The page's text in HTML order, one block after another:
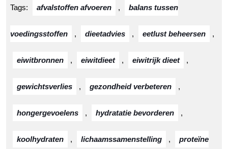
Tags: afvalstoffen afvoeren , balans tussen
voedingsstoffen , dieetadvies , eetlust beheersen ,
eiwitbronnen , eiwitdieet , eiwitrijk dieet ,
gewichtsverlies , gezondheid verbeteren ,
hongergevoelens , hydratatie bevorderen ,
koolhydraten , lichaamssamenstelling , proteïne